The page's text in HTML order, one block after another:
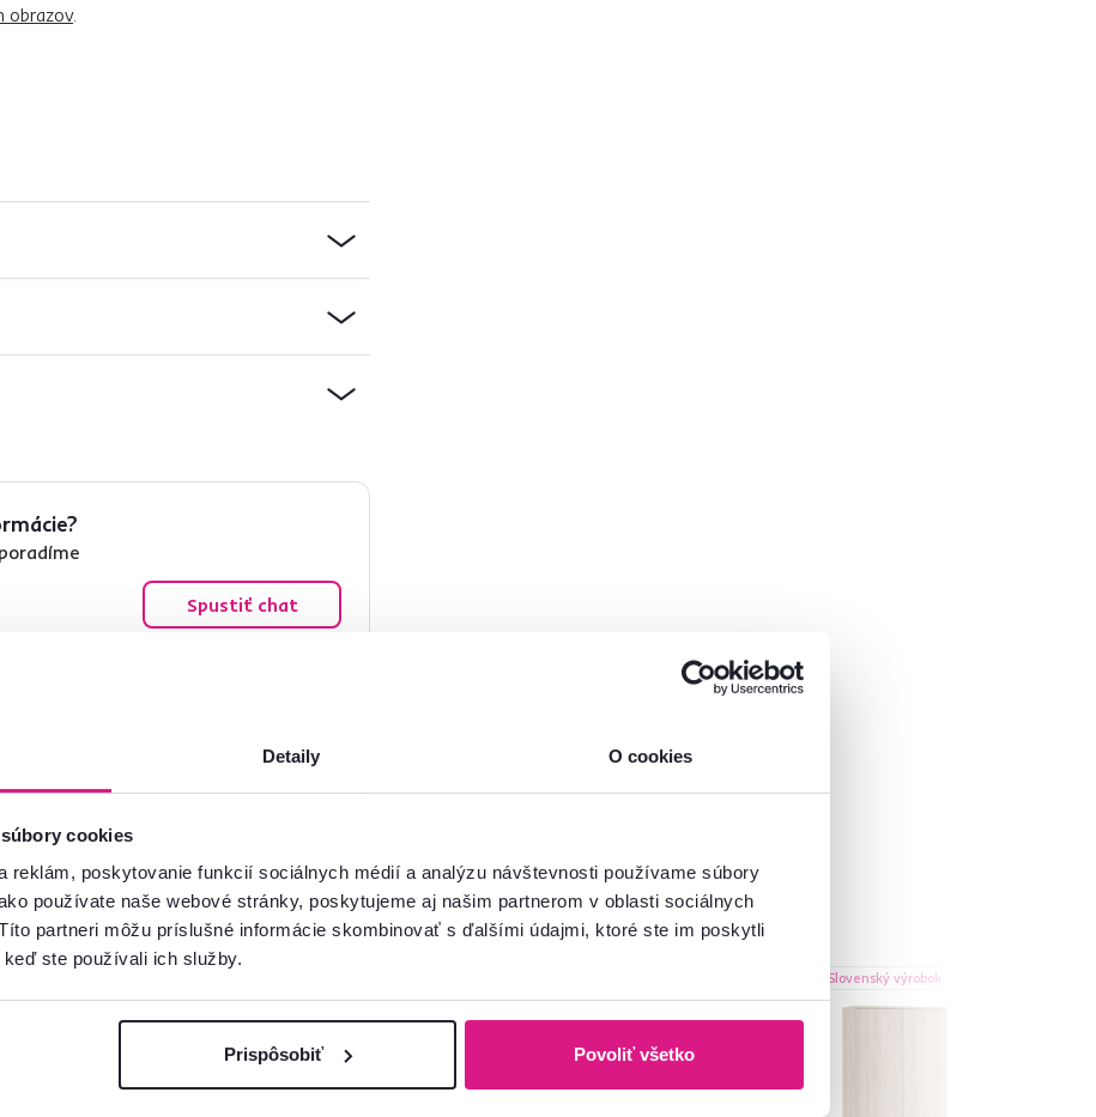
Detaily O cookies
cookies
reklám, poskytovanie funkcií sociálnych médií a analýzu návštevnosti používame súbory
používate naše webové stránky, poskytujeme aj našim partnerom v oblasti sociálnych
partneri môžu príslušné informácie skombinovať s ďalšími údajmi, ktoré ste im poskytli
ste používali ich služby.
Prispôsobiť Povoliť všetko
obrazov.
Spustiť chat
Slovenský výrobok